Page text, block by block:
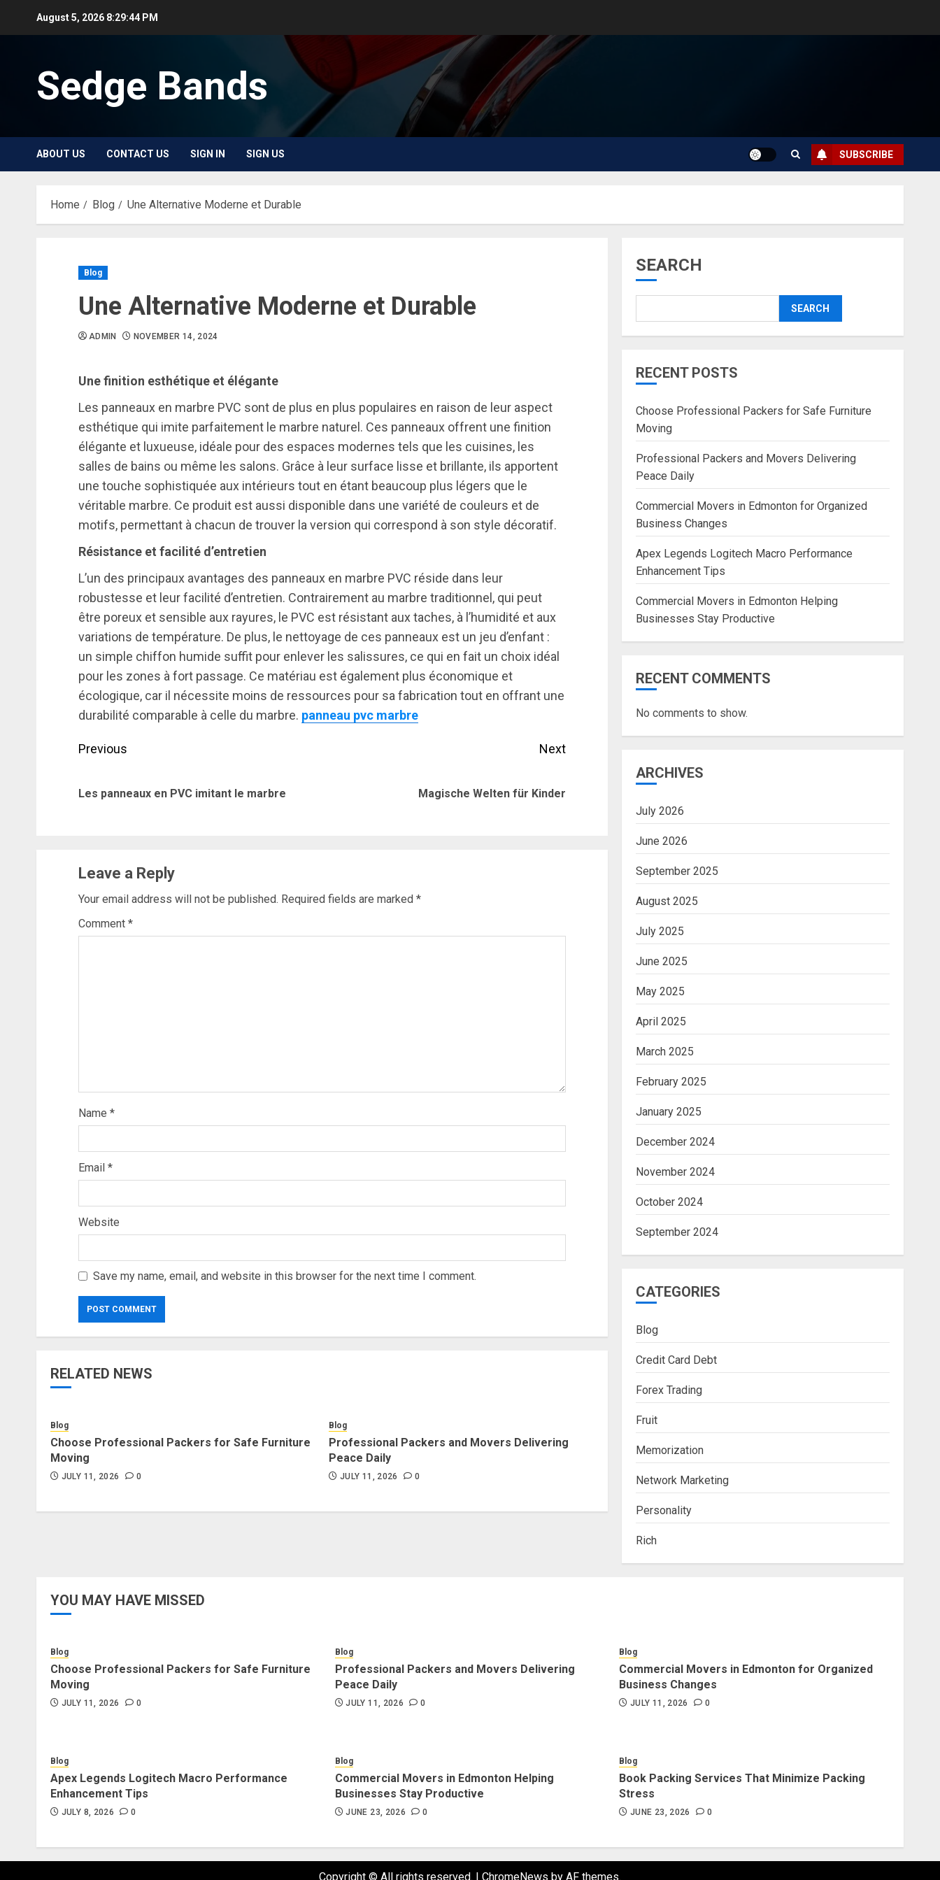
August 5, 2026 8:29:44 PM
Sedge Bands
ABOUT US CONTACT US SIGN IN SIGN US SUBSCRIBE
Home Blog Une Alternative Moderne et Durable
Blog
Une Alternative Moderne et Durable
ADMIN NOVEMBER 14, 2024
Une finition esthétique et élégante
Les panneaux en marbre PVC sont de plus en plus populaires en raison de leur aspect
esthétique qui imite parfaitement le marbre naturel. Ces panneaux offrent une finition
élégante et luxueuse, idéale pour des espaces modernes tels que les cuisines, les
salles de bains ou même les salons. Grâce à leur surface lisse et brillante, ils apportent
une touche sophistiquée aux intérieurs tout en étant beaucoup plus légers que le
véritable marbre. Ce produit est aussi disponible dans une variété de couleurs et de
motifs, permettant à chacun de trouver la version qui correspond à son style décoratif.
Résistance et facilité d’entretien
L’un des principaux avantages des panneaux en marbre PVC réside dans leur
robustesse et leur facilité d’entretien. Contrairement au marbre traditionnel, qui peut
être poreux et sensible aux rayures, le PVC est résistant aux taches, à l’humidité et aux
variations de température. De plus, le nettoyage de ces panneaux est un jeu d’enfant :
un simple chiffon humide suffit pour enlever les salissures, ce qui en fait un choix idéal
pour les zones à fort passage. Ce matériau est également plus économique et
écologique, car il nécessite moins de ressources pour sa fabrication tout en offrant une
durabilité comparable à celle du marbre. panneau pvc marbre
Post
Previous
Les panneaux en PVC imitant le marbre
Next
Magische Welten für Kinder
Leave a Reply
Your email address will not be published. Required fields are marked *
Comment *
Name *
Email *
Website
Save my name, email, and website in this browser for the next time I comment.
RELATED NEWS
Blog
Choose Professional Packers for Safe Furniture
Moving
JULY 11, 2026 0
Blog
Professional Packers and Movers Delivering
Peace Daily
JULY 11, 2026 0
SEARCH
SEARCH
RECENT POSTS
Choose Professional Packers for Safe Furniture
Moving
Professional Packers and Movers Delivering
Peace Daily
Commercial Movers in Edmonton for Organized
Business Changes
Apex Legends Logitech Macro Performance
Enhancement Tips
Commercial Movers in Edmonton Helping
Businesses Stay Productive
RECENT COMMENTS
No comments to show.
ARCHIVES
July 2026
June 2026
September 2025
August 2025
July 2025
June 2025
May 2025
April 2025
March 2025
February 2025
January 2025
December 2024
November 2024
October 2024
September 2024
CATEGORIES
Blog
Credit Card Debt
Forex Trading
Fruit
Memorization
Network Marketing
Personality
Rich
YOU MAY HAVE MISSED
Blog
Choose Professional Packers for Safe Furniture
Moving
JULY 11, 2026 0
Blog
Professional Packers and Movers Delivering
Peace Daily
JULY 11, 2026 0
Blog
Commercial Movers in Edmonton for Organized
Business Changes
JULY 11, 2026 0
Blog
Apex Legends Logitech Macro Performance
Enhancement Tips
JULY 8, 2026 0
Blog
Commercial Movers in Edmonton Helping
Businesses Stay Productive
JUNE 23, 2026 0
Blog
Book Packing Services That Minimize Packing
Stress
JUNE 23, 2026 0
Copyright © All rights reserved. | ChromeNews by AF themes.